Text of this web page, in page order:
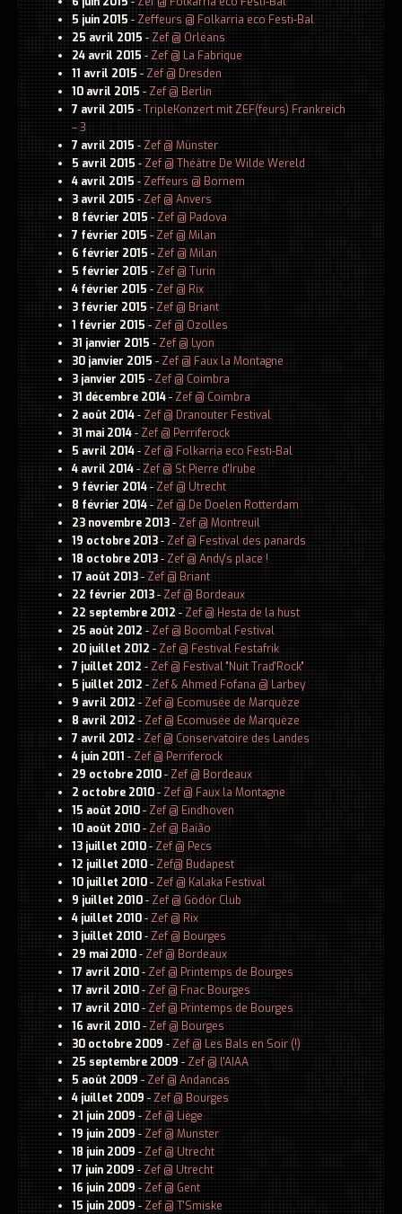
Concerts passés
Vidéos
Discographie
Photos
Contact
5 juin 2015 - Zeffeurs @ Folkarria eco Festi-Bal
25 avril 2015 - Zef @ Orléans
24 avril 2015 - Zef @ La Fabrique
11 avril 2015 - Zef @ Dresden
10 avril 2015 - Zef @ Berlin
7 avril 2015 -TripleKonzert mit ZEF(feurs) Frankreich
– 3
7 avril 2015 - Zef @ Münster
5 avril 2015 - Zef @ Théâtre De Wilde Wereld
4 avril 2015 - Zeffeurs @ Bornem
3 avril 2015 - Zef @ Anvers
8 février 2015 - Zef @ Padova
7 février 2015 - Zef @ Milan
6 février 2015 - Zef @ Milan
5 février 2015 - Zef @ Turin
4 février 2015 - Zef @ Rix
3 février 2015 - Zef @ Briant
1 février 2015 - Zef @ Ozolles
31 janvier 2015 - Zef @ Lyon
30 janvier 2015 - Zef @ Faux la Montagne
3 janvier 2015 - Zef @ Coimbra
31 décembre 2014- Zef @ Coimbra
2 août 2014- Zef @ Dranouter Festival
31 mai 2014- Zef @ Perriferock
5 avril 2014- Zef @ Folkarria eco Festi-Bal
4 avril 2014- Zef @ St Pierre d'Irube
9 février 2014- Zef @ Utrecht
8 février 2014- Zef @ De Doelen Rotterdam
23 novembre 2013- Zef @ Montreuil
19 octobre 2013- Zef @ Festival des panards
18 octobre 2013- Zef @ Andy's place !
17 août 2013- Zef @ Briant
22 février 2013- Zef @ Bordeaux
22 septembre 2012 - Zef @ Hesta de la hust
25 août 2012 - Zef @ Boombal Festival
20 juillet 2012 - Zef @ Festival Festafrik
7 juillet 2012 - Zef @ Festival "Nuit Trad'Rock"
5 juillet 2012 - Zef & Ahmed Fofana @ Larbey
9 avril 2012 - Zef @ Ecomusée de Marquèze
8 avril 2012 - Zef @ Ecomusée de Marquèze
7 avril 2012 - Zef @ Conservatoire des Landes
4 juin 2011 - Zef @ Perriferock
29 octobre 2010- Zef @ Bordeaux
2 octobre 2010- Zef @ Faux la Montagne
15 août 2010- Zef @ Eindhoven
10 août 2010- Zef @ Baião
13 juillet 2010- Zef @ Pecs
12 juillet 2010- Zef@ Budapest
10 juillet 2010- Zef @ Kalaka Festival
9 juillet 2010- Zef @ Gödör Club
4 juillet 2010- Zef @ Rix
3 juillet 2010- Zef @ Bourges
29 mai 2010- Zef @ Bordeaux
17 avril 2010- Zef @ Printemps de Bourges
17 avril 2010- Zef @ Fnac Bourges
17 avril 2010- Zef @ Printemps de Bourges
16 avril 2010- Zef @ Bourges
30 octobre 2009 - Zef @ Les Bals en Soir (!)
25 septembre 2009 - Zef @ l'AIAA
5 août 2009 - Zef @ Andancas
4 juillet 2009 - Zef @ Bourges
21 juin 2009 - Zef @ Liège
19 juin 2009 - Zef @ Munster
18 juin 2009 - Zef @ Utrecht
17 juin 2009 - Zef @ Utrecht
16 juin 2009 - Zef @ Gent
15 juin 2009 - Zef @ T'Smiske